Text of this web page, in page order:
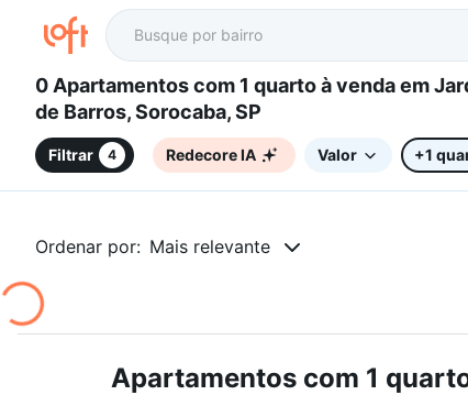
0 Apartamentos com 1 quarto à venda em Jardim Prestes
de Barros, Sorocaba, SP
Filtrar 4 Redecore IA Valor +1
Ordenar por: Mais relevante
Apartamentos com 1